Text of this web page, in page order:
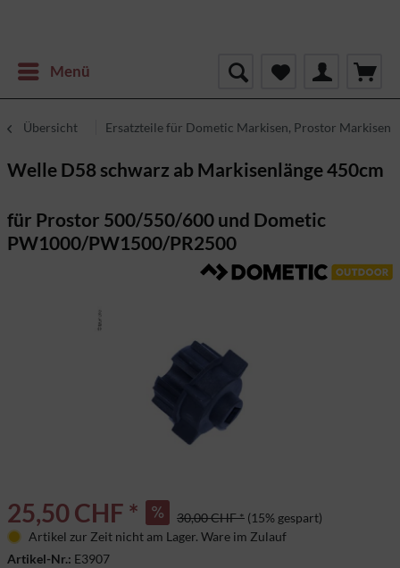
Menü
Übersicht Ersatzteile für Dometic Markisen, Prostor Markisen
Welle D58 schwarz ab Markisenlänge 450cm
für Prostor 500/550/600 und Dometic
PW1000/PW1500/PR2500
25,50 CHF * 30,00 CHF * (15% gespart)
Artikel zur Zeit nicht am Lager. Ware im Zulauf
Artikel-Nr.: E3907